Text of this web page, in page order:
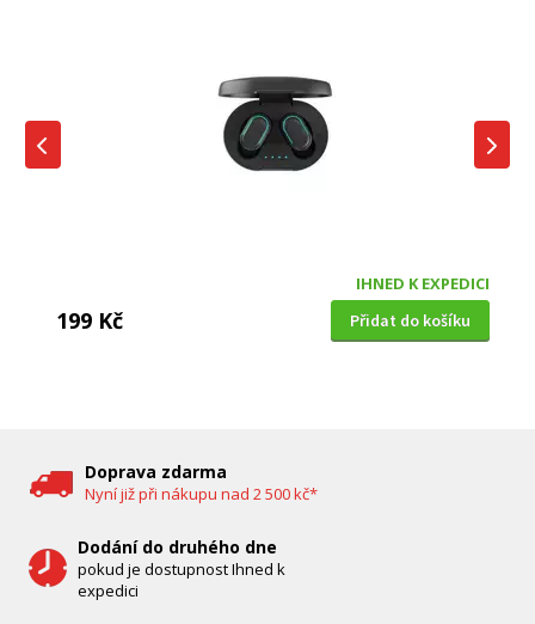
IHNED K EXPEDICI
199 Kč Přidat do košíku
Doprava zdarma
Nyní již při nákupu nad 2 500 kč*
Dodání do druhého dne
pokud je dostupnost Ihned k
expedici